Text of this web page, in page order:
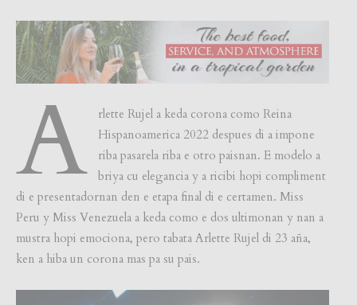
A
rlette Rujel a keda corona como Reina
Hispanoamerica 2022 despues di a impone
riba pasarela riba e otro paisnan. E modelo a
briya cu elegancia y a ricibi hopi compliment
di e presentadornan den e etapa final di e certamen. Miss
Peru y Miss Venezuela a keda como e dos ultimonan y nan a
mustra hopi emociona, pero tabata Arlette Rujel di 23 aña,
ken a hiba un corona mas pa su pais.